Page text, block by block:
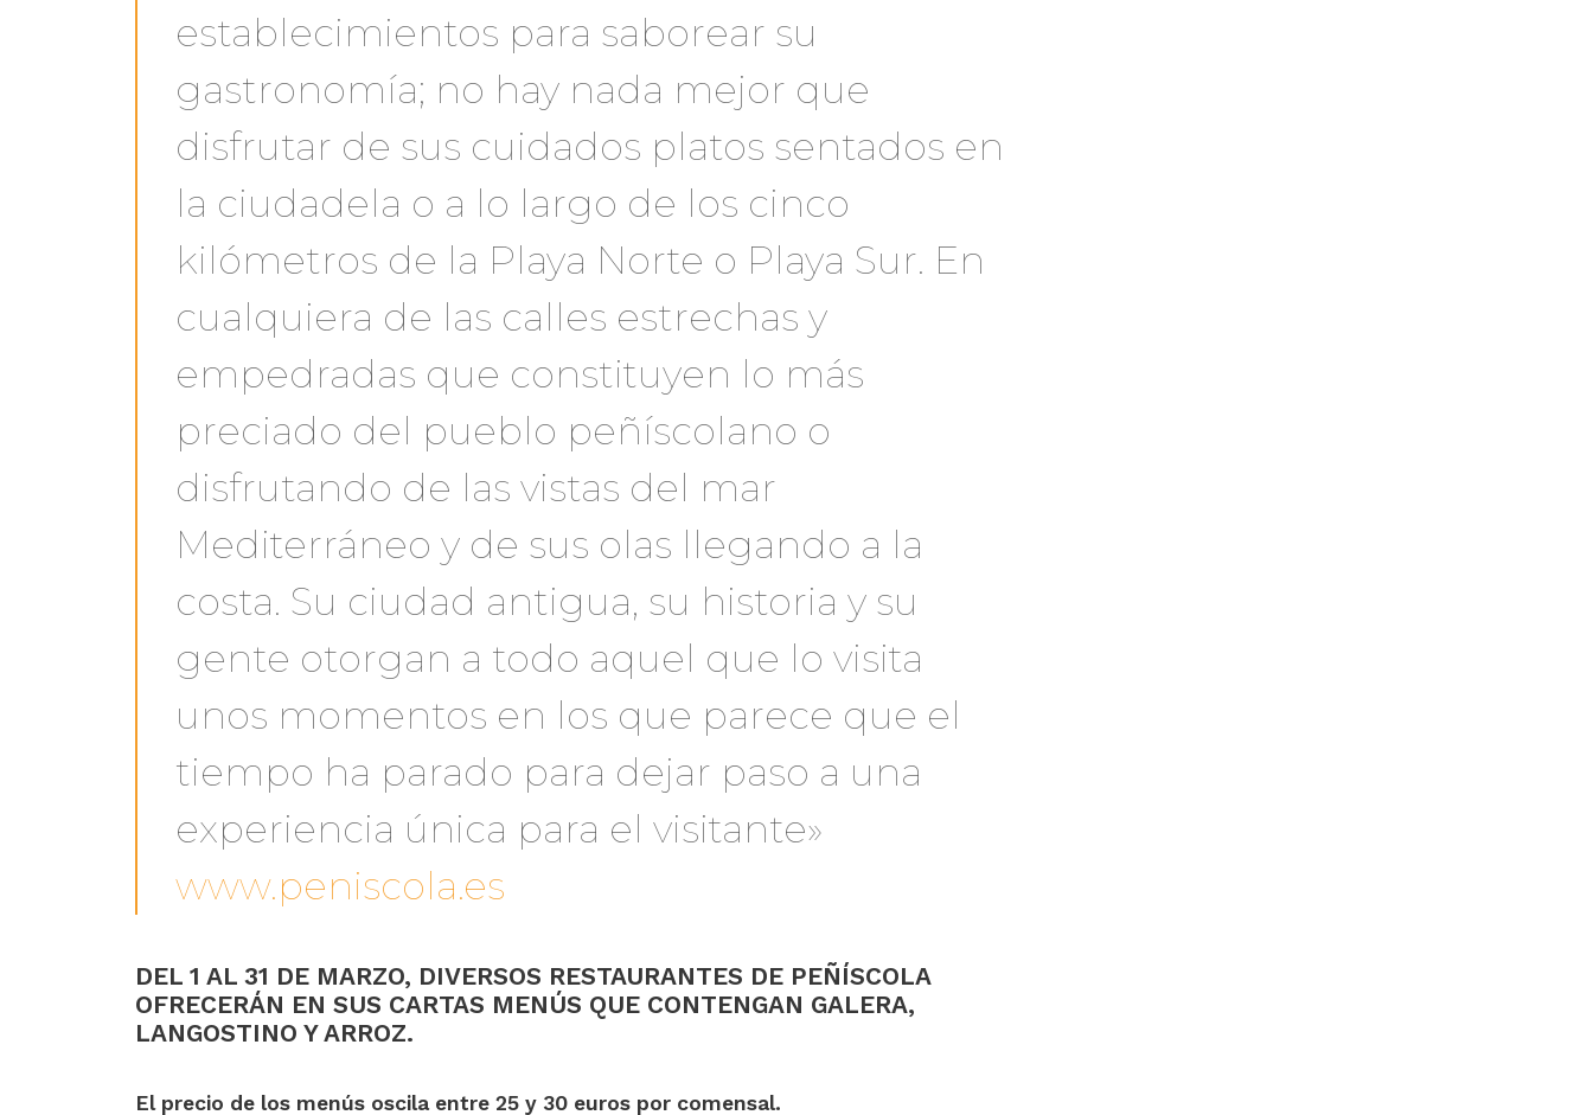
establecimientos para saborear su
gastronomía; no hay nada mejor que
disfrutar de sus cuidados platos sentados en
la ciudadela o a lo largo de los cinco
kilómetros de la Playa Norte o Playa Sur. En
cualquiera de las calles estrechas y
empedradas que constituyen lo más
preciado del pueblo peñíscolano o
disfrutando de las vistas del mar
Mediterráneo y de sus olas llegando a la
costa. Su ciudad antigua, su historia y su
gente otorgan a todo aquel que lo visita
unos momentos en los que parece que el
tiempo ha parado para dejar paso a una
experiencia única para el visitante»
www.peniscola.es
DEL 1 AL 31 DE MARZO, DIVERSOS RESTAURANTES DE PEÑÍSCOLA
OFRECERÁN EN SUS CARTAS MENÚS QUE CONTENGAN GALERA,
LANGOSTINO Y ARROZ.
El precio de los menús oscila entre 25 y 30 euros por comensal.